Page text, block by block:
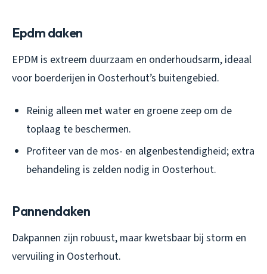
Epdm daken
EPDM is extreem duurzaam en onderhoudsarm, ideaal
voor boerderijen in Oosterhout’s buitengebied.
Reinig alleen met water en groene zeep om de
toplaag te beschermen.
Profiteer van de mos- en algenbestendigheid; extra
behandeling is zelden nodig in Oosterhout.
Pannendaken
Dakpannen zijn robuust, maar kwetsbaar bij storm en
vervuiling in Oosterhout.